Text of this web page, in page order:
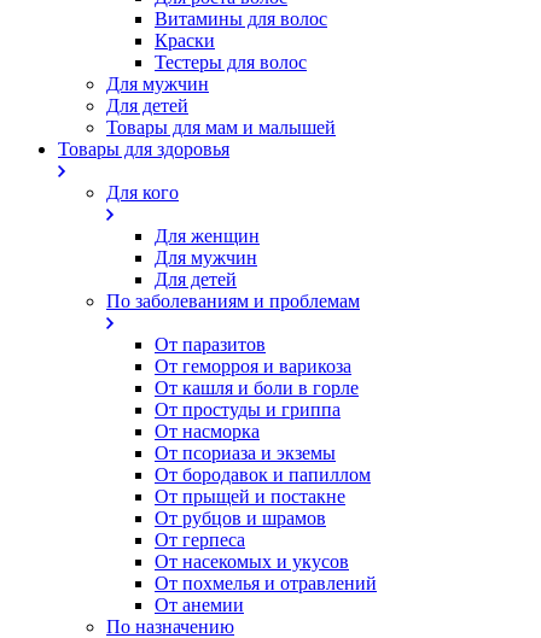
Витамины для волос
Краски
Тестеры для волос
Для мужчин
Для детей
Товары для мам и малышей
Товары для здоровья
Для кого
Для женщин
Для мужчин
Для детей
По заболеваниям и проблемам
От паразитов
Oт геморроя и варикоза
От кашля и боли в горле
От простуды и гриппа
От насморка
Oт псориаза и экземы
От бородавок и папиллом
От прыщей и постакне
От рубцов и шрамов
От герпеса
От насекомых и укусов
От похмелья и отравлений
От анемии
По назначению